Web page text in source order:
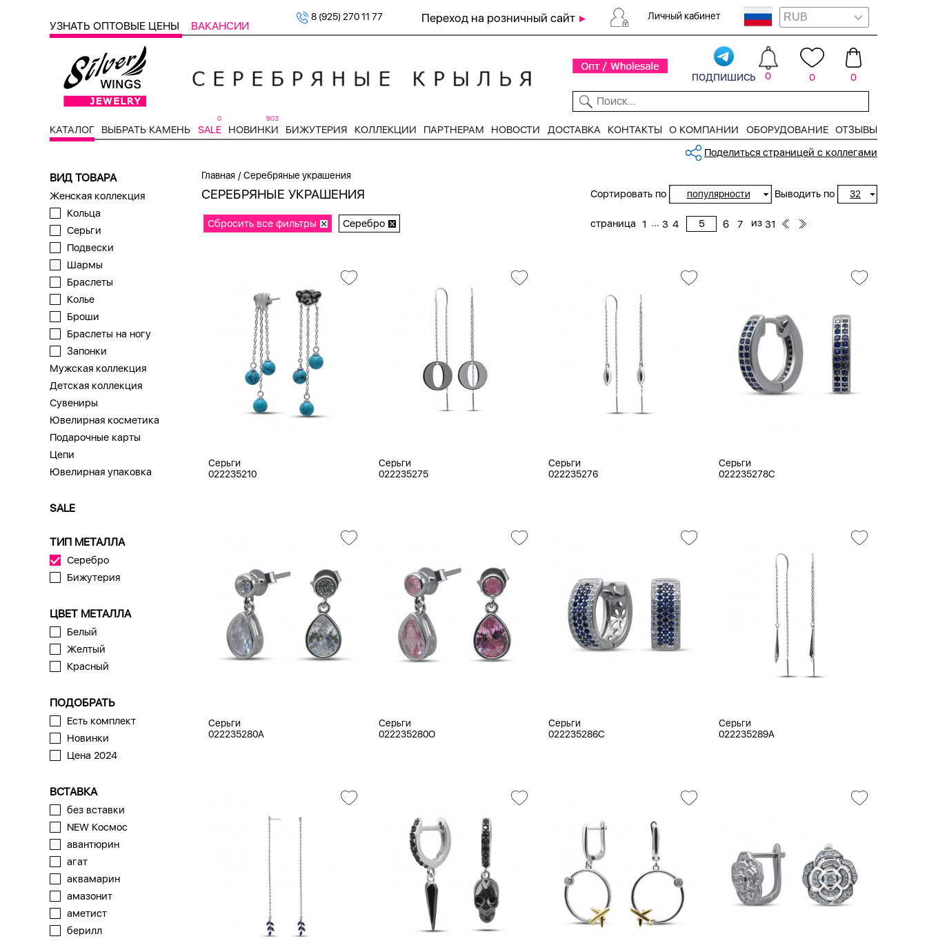
УЗНАТЬ ОПТОВЫЕ ЦЕНЫ ВАКАНСИИ
8 (925) 270 11 77 Переход на розничный сайт Личный кабинет
подпишись 0 0 0
КАТАЛОГ ВЫБРАТЬ КАМЕНЬ SALE
0
НОВИНКИ
903
БИЖУТЕРИЯ КОЛЛЕКЦИИ ПАРТНЕРАМ НОВОСТИ ДОСТАВКА КОНТАКТЫ О КОМПАНИИ ОБОРУДОВАНИЕ ОТЗЫВЫ
Поделиться страницей с коллегами
ВИД ТОВАРА
Женская коллекция
Кольца
Серьги
Подвески
Шармы
Браслеты
Колье
Броши
Браслеты на ногу
Запонки
Мужская коллекция
Детская коллекция
Сувениры
Ювелирная косметика
Подарочные карты
Цепи
Ювелирная упаковка
SALE
ТИП МЕТАЛЛА
Серебро
Бижутерия
ЦВЕТ МЕТАЛЛА
Белый
Желтый
Красный
ПОДОБРАТЬ
Есть комплект
Новинки
Цена 2024
ВСТАВКА
без вставки
NEW Космос
авантюрин
агат
аквамарин
амазонит
аметист
берилл
Главная /Серебряные украшения
СЕРЕБРЯНЫЕ УКРАШЕНИЯ Сортировать по популярности Выводить по 32
страница 1 ... 3 4 6 7 из 31
Сбросить все фильтры Серебро
Серьги
022235210
Серьги
022235275
Серьги
022235276
Серьги
022235278C
Серьги
022235280A
Серьги
022235280O
Серьги
022235286C
Серьги
022235289A